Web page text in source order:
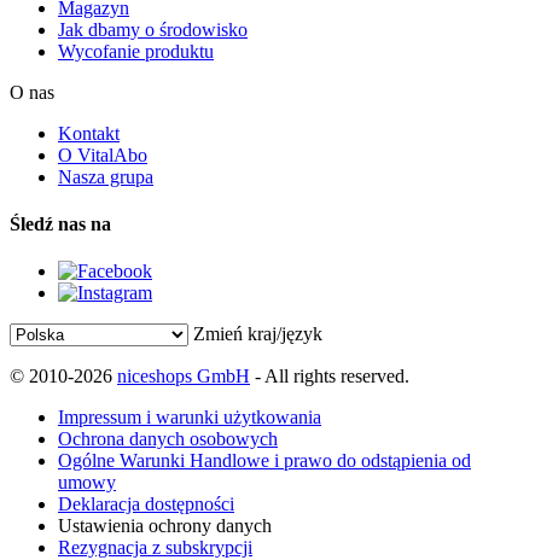
Magazyn
Jak dbamy o środowisko
Wycofanie produktu
O nas
Kontakt
O VitalAbo
Nasza grupa
Śledź nas na
Zmień kraj/język
© 2010-2026 niceshops GmbH - All rights reserved.
Impressum i warunki użytkowania
Ochrona danych osobowych
Ogólne Warunki Handlowe i prawo do odstąpienia od
umowy
Deklaracja dostępności
Ustawienia ochrony danych
Rezygnacja z subskrypcji